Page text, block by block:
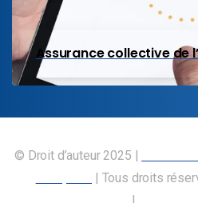
Assurance collective de
© Droit d’auteur 2025 |
| Tous droits
|